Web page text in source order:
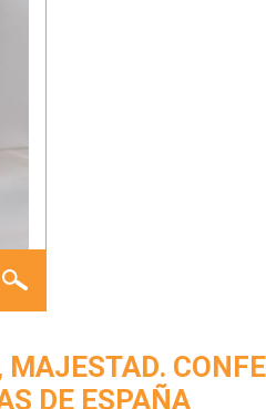
MAJESTAD.
DE ESPAÑA